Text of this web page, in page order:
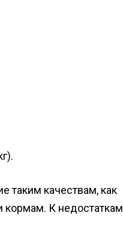
таким качествам, как
кормам. К недостаткам